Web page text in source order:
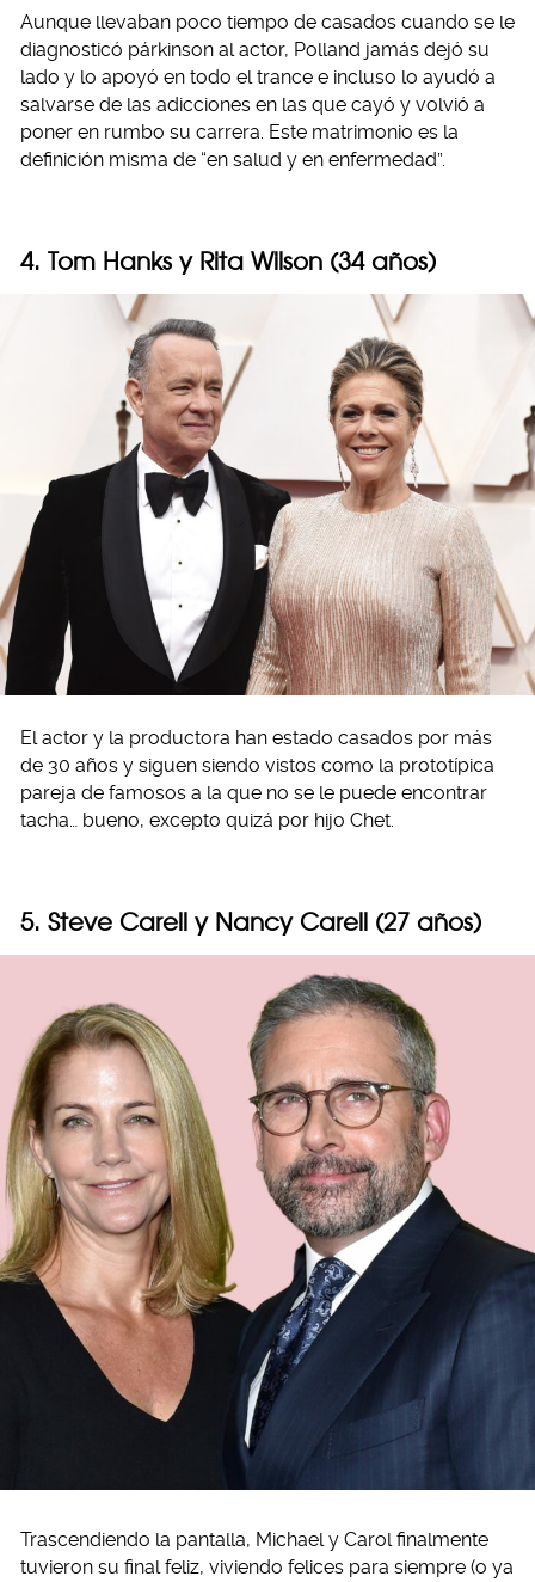
Aunque llevaban poco tiempo de casados cuando se le
diagnosticó párkinson al actor, Polland jamás dejó su
lado y lo apoyó en todo el trance e incluso lo ayudó a
salvarse de las adicciones en las que cayó y volvió a
poner en rumbo su carrera. Este matrimonio es la
definición misma de “en salud y en enfermedad”.
4. Tom Hanks y Rita Wilson (34 años)
El actor y la productora han estado casados por más
de 30 años y siguen siendo vistos como la prototípica
pareja de famosos a la que no se le puede encontrar
tacha… bueno, excepto quizá por hijo Chet.
5. Steve Carell y Nancy Carell (27 años)
Trascendiendo la pantalla, Michael y Carol finalmente
tuvieron su final feliz, viviendo felices para siempre (o ya